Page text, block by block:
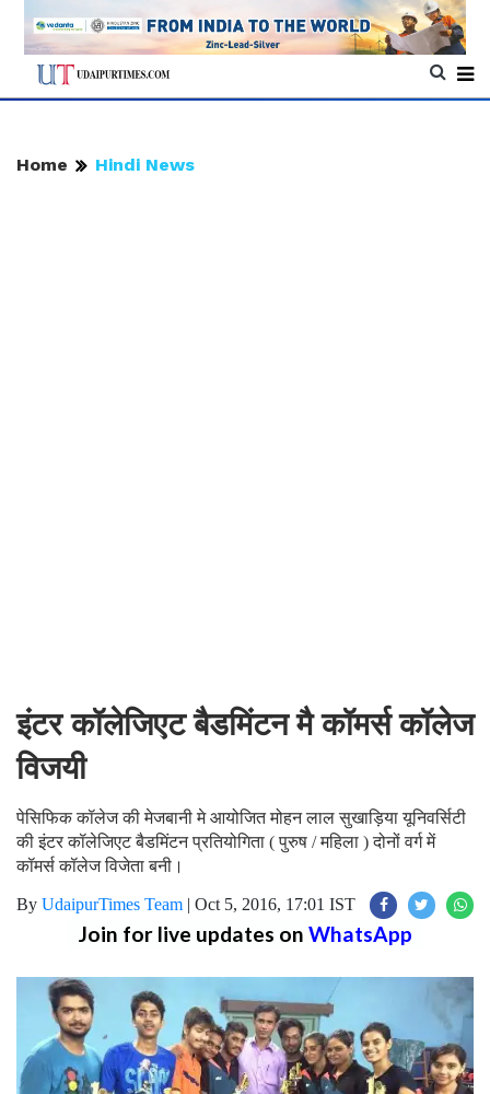
Home Hindi News
इंटर कॉलेजिएट बैडमिंटन मै कॉमर्स कॉलेज
विजयी
पेसिफिक कॉलेज की मेजबानी मे आयोजित मोहन लाल सुखाड़िया यूनिवर्सिटी
की इंटर कॉलेजिएट बैडमिंटन प्रतियोगिता ( पुरुष / महिला ) दोनों वर्ग में
कॉमर्स कॉलेज विजेता बनी।
By UdaipurTimes Team | Oct 5, 2016, 17:01 IST
Join for live updates on WhatsApp